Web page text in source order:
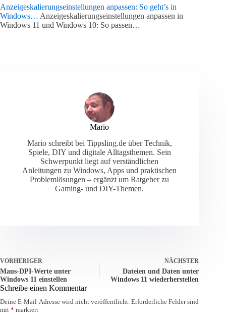
Anzeigeskalierungseinstellungen anpassen: So geht’s in
Windows… Anzeigeskalierungseinstellungen anpassen in
Windows 11 und Windows 10: So passen…
Mario
Mario schreibt bei Tippsling.de über Technik,
Spiele, DIY und digitale Alltagsthemen. Sein
Schwerpunkt liegt auf verständlichen
Anleitungen zu Windows, Apps und praktischen
Problemlösungen – ergänzt um Ratgeber zu
Gaming- und DIY-Themen.
VORHERIGER
Maus-DPI-Werte unter
Windows 11 einstellen
NÄCHSTER
Dateien und Daten unter
Windows 11 wiederherstellen
Schreibe einen Kommentar
Deine E-Mail-Adresse wird nicht veröffentlicht. Erforderliche Felder sind
mit * markiert